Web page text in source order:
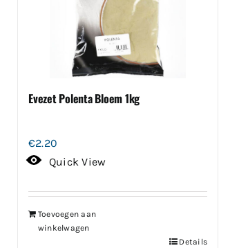
Evezet Polenta Bloem 1kg
€2.20
Quick View
Toevoegen aan
winkelwagen
Details